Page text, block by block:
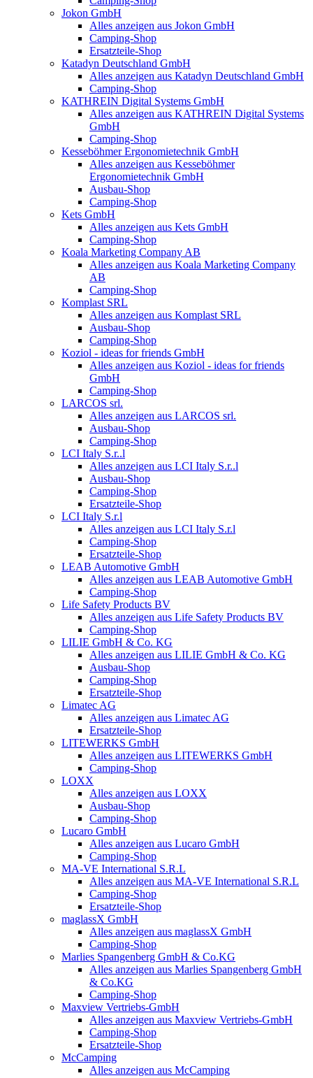
Jokon GmbH
Alles anzeigen aus Jokon GmbH
Camping-Shop
Ersatzteile-Shop
Katadyn Deutschland GmbH
Alles anzeigen aus Katadyn Deutschland GmbH
Camping-Shop
KATHREIN Digital Systems GmbH
Alles anzeigen aus KATHREIN Digital Systems
GmbH
Camping-Shop
Kesseböhmer Ergonomietechnik GmbH
Alles anzeigen aus Kesseböhmer
Ergonomietechnik GmbH
Ausbau-Shop
Camping-Shop
Kets GmbH
Alles anzeigen aus Kets GmbH
Camping-Shop
Koala Marketing Company AB
Alles anzeigen aus Koala Marketing Company
AB
Camping-Shop
Komplast SRL
Alles anzeigen aus Komplast SRL
Ausbau-Shop
Camping-Shop
Koziol - ideas for friends GmbH
Alles anzeigen aus Koziol - ideas for friends
GmbH
Camping-Shop
LARCOS srl.
Alles anzeigen aus LARCOS srl.
Ausbau-Shop
Camping-Shop
LCI Italy S.r..l
Alles anzeigen aus LCI Italy S.r..l
Ausbau-Shop
Camping-Shop
Ersatzteile-Shop
LCI Italy S.r.l
Alles anzeigen aus LCI Italy S.r.l
Camping-Shop
Ersatzteile-Shop
LEAB Automotive GmbH
Alles anzeigen aus LEAB Automotive GmbH
Camping-Shop
Life Safety Products BV
Alles anzeigen aus Life Safety Products BV
Camping-Shop
LILIE GmbH & Co. KG
Alles anzeigen aus LILIE GmbH & Co. KG
Ausbau-Shop
Camping-Shop
Ersatzteile-Shop
Limatec AG
Alles anzeigen aus Limatec AG
Ersatzteile-Shop
LITEWERKS GmbH
Alles anzeigen aus LITEWERKS GmbH
Camping-Shop
LOXX
Alles anzeigen aus LOXX
Ausbau-Shop
Camping-Shop
Lucaro GmbH
Alles anzeigen aus Lucaro GmbH
Camping-Shop
MA-VE International S.R.L
Alles anzeigen aus MA-VE International S.R.L
Camping-Shop
Ersatzteile-Shop
maglassX GmbH
Alles anzeigen aus maglassX GmbH
Camping-Shop
Marlies Spangenberg GmbH & Co.KG
Alles anzeigen aus Marlies Spangenberg GmbH
& Co.KG
Camping-Shop
Maxview Vertriebs-GmbH
Alles anzeigen aus Maxview Vertriebs-GmbH
Camping-Shop
Ersatzteile-Shop
McCamping
Alles anzeigen aus McCamping